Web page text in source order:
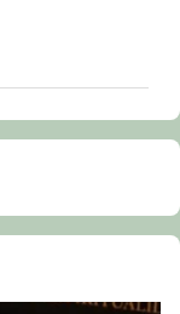
gairebé
la